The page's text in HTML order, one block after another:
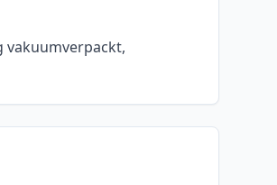
vakuumverpackt,